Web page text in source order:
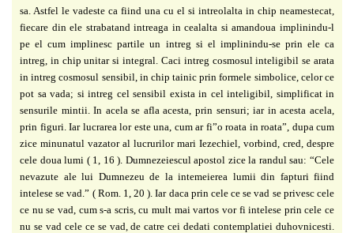
sa. Astfel le vadeste ca fiind una cu el si intreolalta in chip neamestecat,
fiecare din ele strabatand intreaga in cealalta si amandoua implinindu-l
pe el cum implinesc partile un intreg si el implinindu-se prin ele ca
intreg, in chip unitar si integral. Caci intreg cosmosul inteligibil se arata
in intreg cosmosul sensibil, in chip tainic prin formele simbolice, celor ce
pot sa vada; si intreg cel sensibil exista in cel inteligibil, simplificat in
sensurile mintii. In acela se afla acesta, prin sensuri; iar in acesta acela,
prin figuri. Iar lucrarea lor este una, cum ar fi”o roata in roata”, dupa cum
zice minunatul vazator al lucrurilor mari Iezechiel, vorbind, cred, despre
cele doua lumi ( 1, 16 ). Dumnezeiescul apostol zice la randul sau: “Cele
nevazute ale lui Dumnezeu de la intemeierea lumii din fapturi fiind
intelese se vad.” ( Rom. 1, 20 ). Iar daca prin cele ce se vad se privesc cele
ce nu se vad, cum s-a scris, cu mult mai vartos vor fi intelese prin cele ce
nu se vad cele ce se vad, de catre cei dedati contemplatiei duhovnicesti.